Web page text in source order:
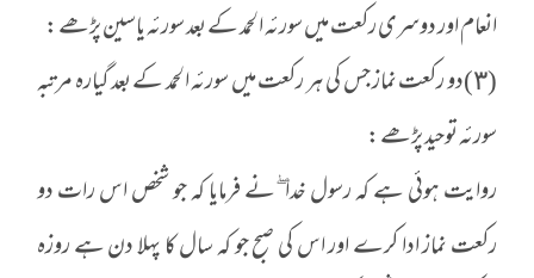
انعام اور دوسری رکعت میں سورئہ الحمد کے بعد سورئہ یاسین پڑھے :
(٣)دو رکعت نماز جس کی ہر رکعت میں سورئہ الحمد کے بعد گیارہ مرتبہ
سورئہ توحید پڑھے :
روایت ہوئی ہے کہ رسول خدا ۖنے فرمایا کہ جو شخص اس رات دو
رکعت نماز ادا کرے اور اس کی صبح جو کہ سال کا پہلا دن ہے روزہ